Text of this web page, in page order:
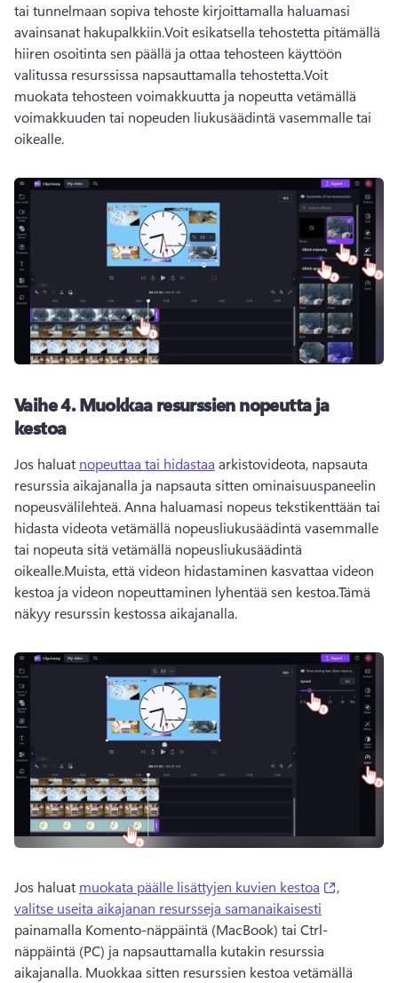
tai tunnelmaan sopiva tehoste kirjoittamalla haluamasi
avainsanat hakupalkkiin.Voit esikatsella tehostetta pitämällä
hiiren osoitinta sen päällä ja ottaa tehosteen käyttöön
valitussa resurssissa napsauttamalla tehostetta.Voit
muokata tehosteen voimakkuutta ja nopeutta vetämällä
voimakkuuden tai nopeuden liukusäädintä vasemmalle tai
oikealle.
Vaihe 4. Muokkaa resurssien nopeutta ja
kestoa
Jos haluat nopeuttaa tai hidastaa arkistovideota, napsauta
resurssia aikajanalla ja napsauta sitten ominaisuuspaneelin
nopeusvälilehteä. Anna haluamasi nopeus tekstikenttään tai
hidasta videota vetämällä nopeusliukusäädintä vasemmalle
tai nopeuta sitä vetämällä nopeusliukusäädintä
oikealle.Muista, että videon hidastaminen kasvattaa videon
kestoa ja videon nopeuttaminen lyhentää sen kestoa.Tämä
näkyy resurssin kestossa aikajanalla.
Jos haluat muokata päälle lisättyjen kuvien kestoa (opens in
,
valitse useita aikajanan resursseja samanaikaisesti
painamalla Komento-näppäintä (MacBook) tai Ctrl-
näppäintä (PC) ja napsauttamalla kutakin resurssia
aikajanalla. Muokkaa sitten resurssien kestoa vetämällä